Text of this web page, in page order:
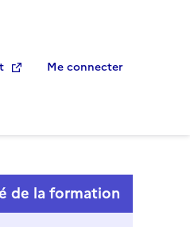
Me connecter
de la formation